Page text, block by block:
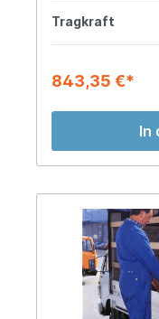
Tragkraft
843,35 €*
In